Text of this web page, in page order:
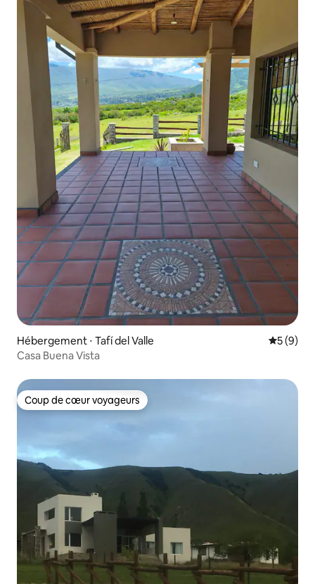
Hébergement ⋅ Tafí del Valle
5 (9)
Casa Buena Vista
Coup de cœur voyageurs
Coup de cœur voyageurs